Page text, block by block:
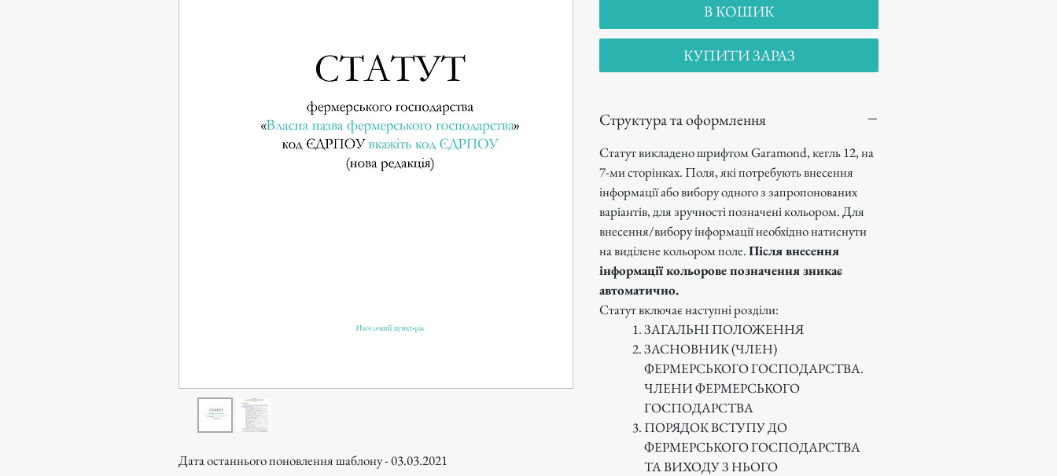
Дата останнього поновлення шаблону - 03.03.2021
В КОШИК
КУПИТИ ЗАРАЗ
Структура та оформлення
Статут викладено шрифтом Garamond, кегль 12, на
7-ми сторінках. Поля, які потребують внесення
інформації або вибору одного з запропонованих
варіантів, для зручності позначені кольором. Для
внесення/вибору інформації необхідно натиснути
на виділене кольором поле.Після внесення
інформації кольорове позначення зникає
автоматично.
Статут включає наступні розділи:
ЗАГАЛЬНІ ПОЛОЖЕННЯ
ЗАСНОВНИК (ЧЛЕН)
ФЕРМЕРСЬКОГО ГОСПОДАРСТВА.
ЧЛЕНИ ФЕРМЕРСЬКОГО
ГОСПОДАРСТВА
ПОРЯДОК ВСТУПУ ДО
ФЕРМЕРСЬКОГО ГОСПОДАРСТВА
ТА ВИХОДУ З НЬОГО